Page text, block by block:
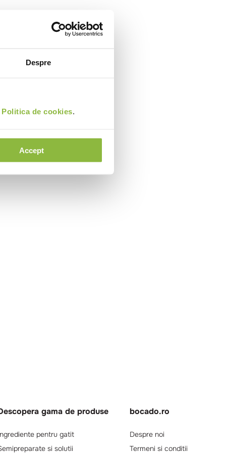
Despre
Politica de cookies.
Accept
gama de produse
pentru gatit
si solutii
bocado.ro
Despre noi
Termeni si conditii